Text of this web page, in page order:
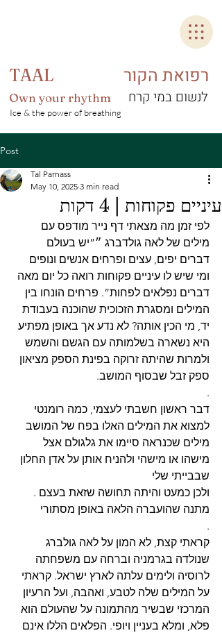
TAAL רפואת הקור
לנשום במי קרח Own your rhythm
Ice & the power of breathing
Post
עיניים פקוחות | 4 דקות
Tal Parnass
May 10, 2025 3 min read
לפי זמן מה מצאתי דף נייר מודפס עם
מילים של לאה גולדברג ״”יש בעולם
דברים יפים, עצים ופרחים אנשים ונופים
ומי שיש לו עיניים פקוחות רואה כל יום מאה
דברים נפלאים לפחות”. פרחים הונחו בין
המילים ומסגרת הזכוכית שהוכנה בעבודת
יד, מי הכין אותה? לא נדע אך באופן מפתיע
היא נשארה בשלמותה עם הגשם והשמש
ולמרות שהיתה זרוקה בפינת הספק מציאון
ספק זבל שבסוף המושב.
.
למצוא את המילים האלו בפח של המושב
מישהו או מישהי ולהניח אותן על אדן החלון
שבבייתי שלי
.‎ולכן כמעט והיתה תחושה שזאת בעצם
מתנה שהועברה הלאה באופן מסתורי
.
שנולדה בגרמניה וברחה עם משפחתה
לרוסיה ולימים עלתה לארץ ישראל. קראתי
על המילים שלה לטבע, ואהבה, ועל הרעיון
המרכזי שבשיר מהתמונה על שהעולם הוא
פלא, ומלא בעניין ויופי. הפלאים הללו אינם